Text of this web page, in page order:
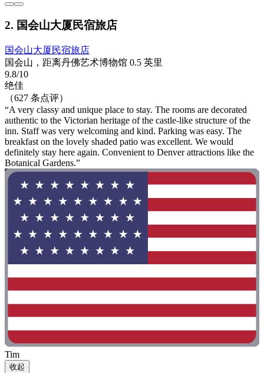
2. 国会山大厦民宿旅店
国会山大厦民宿旅店
国会山，距离丹佛艺术博物馆 0.5 英里
9.8/10
绝佳
（627 条点评）
“A very classy and unique place to stay. The rooms are decorated
authentic to the Victorian heritage of the castle-like structure of the
inn. Staff was very welcoming and kind. Parking was easy. The
breakfast on the lovely shaded patio was excellent. We would
definitely stay here again. Convenient to Denver attractions like the
Botanical Gardens.”
Tim
收起